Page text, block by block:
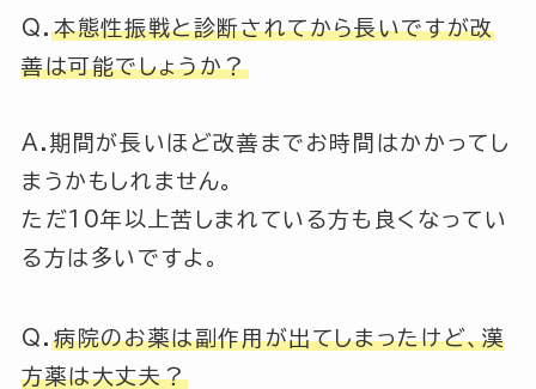
Q.本態性振戦と診断されてから長いですが改
善は可能でしょうか？
A.期間が長いほど改善までお時間はかかってし
まうかもしれません。
ただ10年以上苦しまれている方も良くなってい
る方は多いですよ。
Q.病院のお薬は副作用が出てしまったけど、漢
方薬は大丈夫？